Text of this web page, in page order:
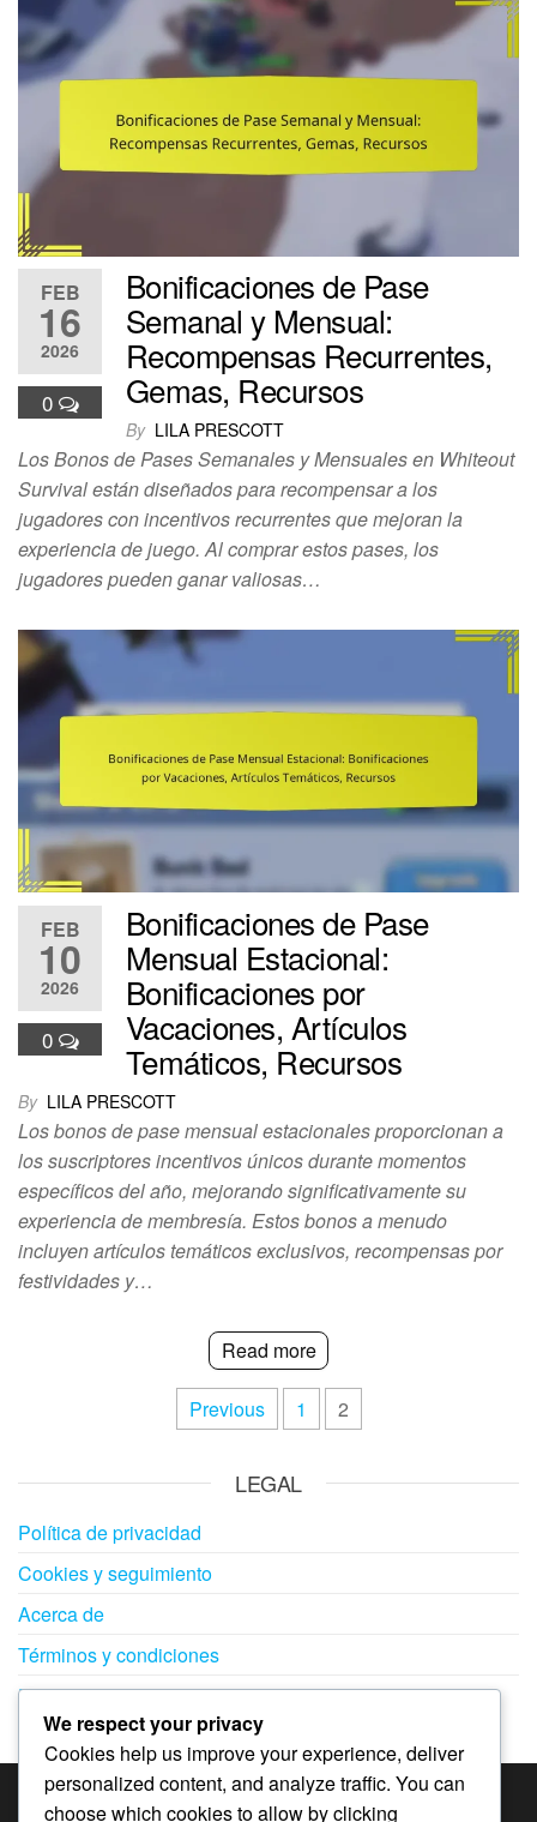
FEB
16
2026
0
Bonificaciones de Pase
Semanal y Mensual:
Recompensas Recurrentes,
Gemas, Recursos
By LILA PRESCOTT
Los Bonos de Pases Semanales y Mensuales en Whiteout
Survival están diseñados para recompensar a los
jugadores con incentivos recurrentes que mejoran la
experiencia de juego. Al comprar estos pases, los
jugadores pueden ganar valiosas…
FEB
10
2026
0
Bonificaciones de Pase
Mensual Estacional:
Bonificaciones por
Vacaciones, Artículos
Temáticos, Recursos
By LILA PRESCOTT
Los bonos de pase mensual estacionales proporcionan a
los suscriptores incentivos únicos durante momentos
específicos del año, mejorando significativamente su
experiencia de membresía. Estos bonos a menudo
incluyen artículos temáticos exclusivos, recompensas por
festividades y…
Read more
Previous 1 2
LEGAL
Política de privacidad
Cookies y seguimiento
Acerca de
Términos y condiciones
Ponte en contacto
CATEGORÍAS
We respect your privacy
Cookies help us improve your experience, deliver
personalized content, and analyze traffic. You can
choose which cookies to allow by clicking